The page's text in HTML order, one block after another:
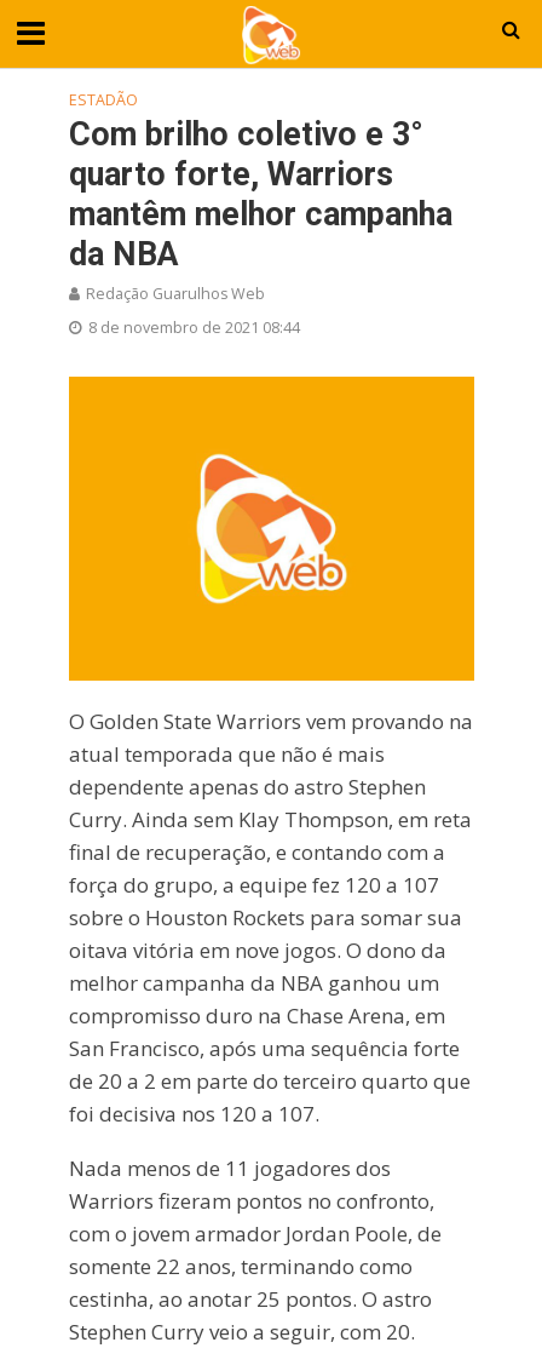
ESTADÃO
Com brilho coletivo e 3°
quarto forte, Warriors
mantêm melhor campanha
da NBA
Redação Guarulhos Web
8 de novembro de 2021 08:44
O Golden State Warriors vem provando na
atual temporada que não é mais
dependente apenas do astro Stephen
Curry. Ainda sem Klay Thompson, em reta
final de recuperação, e contando com a
força do grupo, a equipe fez 120 a 107
sobre o Houston Rockets para somar sua
oitava vitória em nove jogos. O dono da
melhor campanha da NBA ganhou um
compromisso duro na Chase Arena, em
San Francisco, após uma sequência forte
de 20 a 2 em parte do terceiro quarto que
foi decisiva nos 120 a 107.
Nada menos de 11 jogadores dos
Warriors fizeram pontos no confronto,
com o jovem armador Jordan Poole, de
somente 22 anos, terminando como
cestinha, ao anotar 25 pontos. O astro
Stephen Curry veio a seguir, com 20.